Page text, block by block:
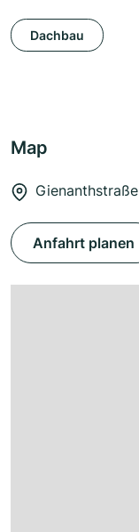
Dachbau
Map
Anfahrt planen